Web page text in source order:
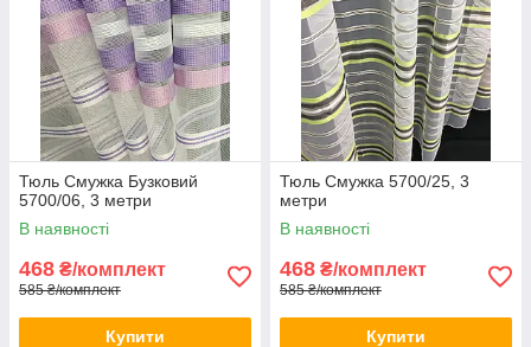
Тюль Смужка Бузковий
5700/06, 3 метри
В наявності
468 ₴/комплект
585 ₴/комплект
Купити
Тюль Смужка 5700/25, 3
метри
В наявності
468 ₴/комплект
585 ₴/комплект
Купити